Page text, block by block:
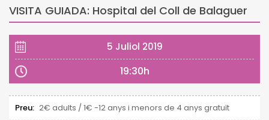
VISITA GUIADA: Hospital del Coll de Balaguer
5 Juliol 2019
19:30h
Preu: 2€ adults / 1€ -12 anys i menors de 4 anys gratuït